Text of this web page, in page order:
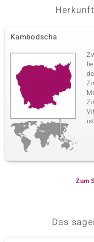
Kambodscha
Zum
Das